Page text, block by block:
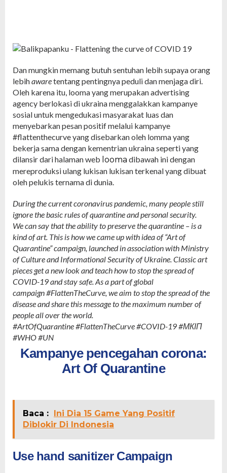
Dan mungkin memang butuh sentuhan lebih supaya orang
lebihawaretentang pentingnya peduli dan menjaga diri.
Oleh karena itu, looma yang merupakan advertising
agency berlokasi di ukraina menggalakkan kampanye
sosial untuk mengedukasi masyarakat luas dan
menyebarkan pesan positif melalui kampanye
#flattenthecurve yang disebarkan oleh lomma yang
bekerja sama dengan kementrian ukraina seperti yang
dilansir dari halaman web looma dibawah ini dengan
mereproduksi ulang lukisan lukisan terkenal yang dibuat
oleh pelukis ternama di dunia.
During the current coronavirus pandemic, many people still
ignore the basic rules of quarantine and personal security.
We can say that the ability to preserve the quarantine – is a
kind of art. This is howwe came up with idea of “Art of
Quarantine” campaign, launched in association with Ministry
of Culture and Informational Security of Ukraine. Classic art
pieces get a new look and teach how to stop the spread of
COVID-19 and stay safe. As a part of global
campaign#FlattenTheCurve , we aim to stop the spread of the
disease and share this message to the maximum number of
people all over the world.
#ArtOfQuarantine #FlattenTheCurve #COVID-19 #МКІП
#WHO #UN
Kampanye pencegahan corona:
Art Of Quarantine
Baca : Ini Dia 15 Game Yang Positif
Diblokir Di Indonesia
Use hand sanitizer Campaign